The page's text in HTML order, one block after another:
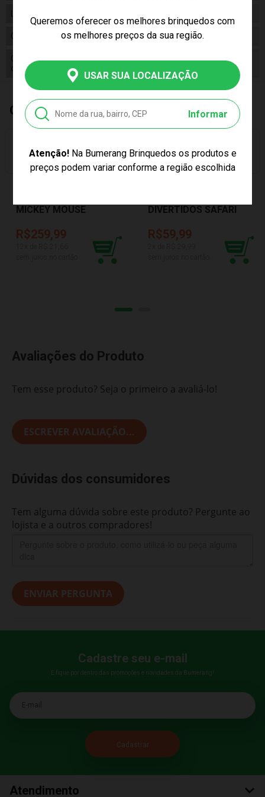
Queremos oferecer os melhores brinquedos com
os melhores preços da sua região.
USAR SUA LOCALIZAÇÃO
Informar
Atenção!Na Bumerang Brinquedos os produtos e
preços podem variar conforme a região escolhida
Código 1019
Código
de Barras
7896460310192
Quem Comprou, Também Levou
PREÇO EXCLUSIVO
MICKEY MOUSE
R$259,99
PREÇO EXCLUSIVO
DIVERTIDOS SAFARI
R$59,99
Avaliações do Produto
Tem esse produto? Seja o primeiro a avaliá-lo!
ESCREVER AVALIAÇÃO...
Dúvidas dos consumidores
Tem alguma dúvida sobre este produto? Pergunte ao
lojista e a outros compradores!
ENVIAR PERGUNTA
Cadastre seu e-mail
E fique por dentro das promoções e novidades da Bumerang!
E-mail
Atendimento